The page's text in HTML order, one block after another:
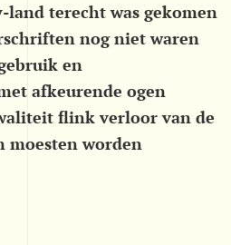
terecht was gekomen
nog niet waren
en
afkeurende ogen
flink verloor van de
worden